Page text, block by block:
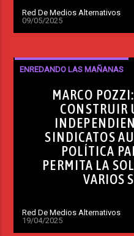
Red De Medios Alternativos
09/05/2025
ENREDANDO LAS MAÑANAS
MARCO
CONSTRUIR
SINDICATOS
POLÍTICA
PERMITA LA
VARIOS
Red De Medios Alternativos
19/04/2025